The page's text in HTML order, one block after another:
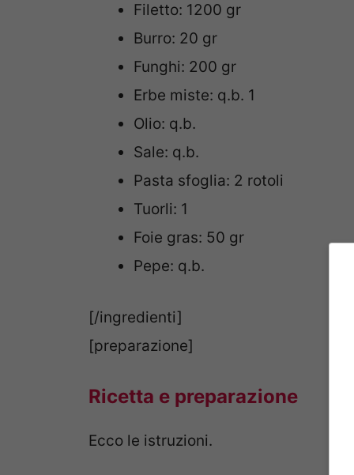
Filetto: 1200 gr
Burro: 20 gr
Funghi: 200 gr
Erbe miste: q.b. 1
Olio: q.b.
Sale: q.b.
Pasta sfoglia: 2 rotoli
Tuorli: 1
Foie gras: 50 gr
Pepe: q.b.
[/ingredienti]
[preparazione]
Ricetta e preparazione
Ecco le istruzioni.